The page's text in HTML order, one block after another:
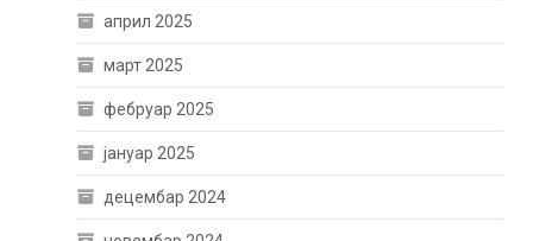
април 2025
март 2025
фебруар 2025
јануар 2025
децембар 2024